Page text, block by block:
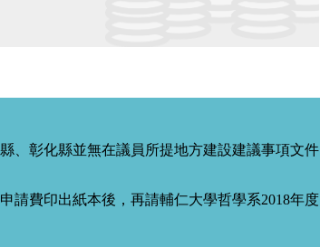
、彰化縣並無在議員所提地方建設建議事項文件
請費印出紙本後，再請輔仁大學哲學系2018年度